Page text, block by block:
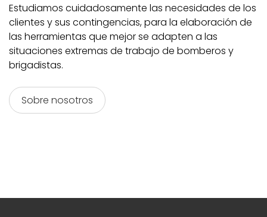
Estudiamos cuidadosamente las necesidades de los
clientes y sus contingencias, para la elaboración de
las herramientas que mejor se adapten a las
situaciones extremas de trabajo de bomberos y
brigadistas.
Sobre nosotros